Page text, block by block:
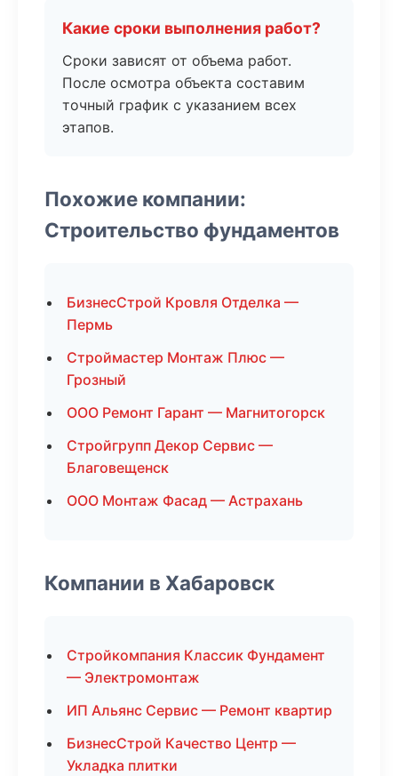
Какие сроки выполнения работ?
Сроки зависят от объема работ.
После осмотра объекта составим
точный график с указанием всех
этапов.
Похожие компании:
Строительство фундаментов
БизнесСтрой Кровля Отделка —
Пермь
Строймастер Монтаж Плюс —
Грозный
ООО Ремонт Гарант — Магнитогорск
Стройгрупп Декор Сервис —
Благовещенск
ООО Монтаж Фасад — Астрахань
Компании в Хабаровск
Стройкомпания Классик Фундамент
— Электромонтаж
ИП Альянс Сервис — Ремонт квартир
БизнесСтрой Качество Центр —
Укладка плитки